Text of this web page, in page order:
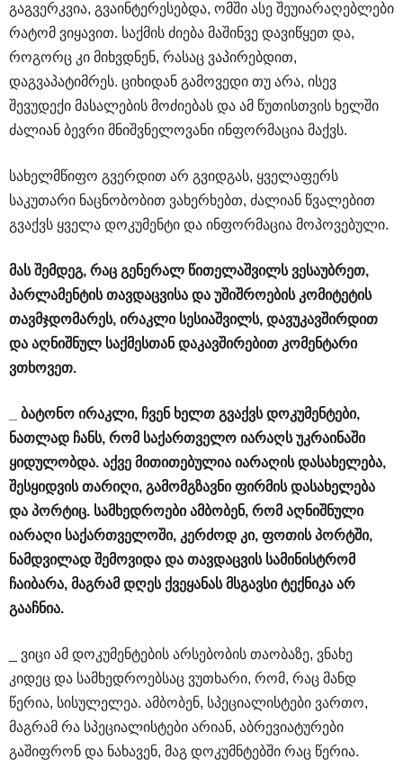
გაგვერკვია, გვაინტერესებდა, ომში ასე შეუიარაღებლები
რატომ ვიყავით. საქმის ძიება მაშინვე დავიწყეთ და,
როგორც კი მიხვდნენ, რასაც ვაპირებდით,
დაგვაპატიმრეს. ციხიდან გამოვედი თუ არა, ისევ
შევუდექი მასალების მოძიებას და ამ წუთისთვის ხელში
ძალიან ბევრი მნიშვნელოვანი ინფორმაცია მაქვს.
სახელმწიფო გვერდით არ გვიდგას, ყველაფერს
საკუთარი ნაცნობობით ვახერხებთ, ძალიან წვალებით
გვაქვს ყველა დოკუმენტი და ინფორმაცია მოპოვებული.
მას შემდეგ, რაც გენერალ წითელაშვილს ვესაუბრეთ,
პარლამენტის თავდაცვისა და უშიშროების კომიტეტის
თავმჯდომარეს, ირაკლი სესიაშვილს, დავუკავშირდით
და აღნიშნულ საქმესთან დაკავშირებით კომენტარი
ვთხოვეთ.
ბატონო ირაკლი, ჩვენ ხელთ გვაქვს დოკუმენტები,
ნათლად ჩანს, რომ საქართველო იარაღს უკრაინაში
ყიდულობდა. აქვე მითითებულია იარაღის დასახელება,
შესყიდვის თარიღი, გამომგზავნი ფირმის დასახელება
და პორტიც. სამხედროები ამბობენ, რომ აღნიშნული
იარაღი საქართველოში, კერძოდ კი, ფოთის პორტში,
ნამდვილად შემოვიდა და თავდაცვის სამინისტრომ
ჩაიბარა, მაგრამ დღეს ქვეყანას მსგავსი ტექნიკა არ
გააჩნია.
_ ვიცი ამ დოკუმენტების არსებობის თაობაზე, ვნახე
კიდეც და სამხედროებსაც ვუთხარი, რომ, რაც მანდ
წერია, სისულელეა. ამბობენ, სპეციალისტები ვართო,
მაგრამ რა სპეციალისტები არიან, აბრევიატურები
გაშიფრონ და ნახავენ, მაგ დოკუმნტებში რაც წერია.